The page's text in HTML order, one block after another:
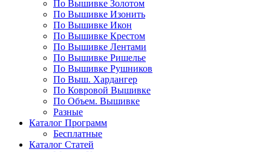
По Вышивке Золотом
По Вышивке Изонить
По Вышивке Икон
По Вышивке Крестом
По Вышивке Лентами
По Вышивке Ришелье
По Вышивке Рушников
По Выш. Хардангер
По Ковровой Вышивке
По Объем. Вышивке
Разные
Каталог Программ
Бесплатные
Каталог Статей